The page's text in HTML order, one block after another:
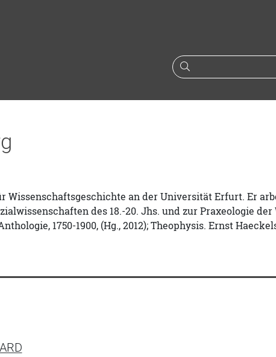
Wissenschaftsgeschichte an der Universität Erfurt. Er
des 18.-20. Jhs. und zur Praxeologie
1750-1900, (Hg., 2012); Theophysis. Ernst